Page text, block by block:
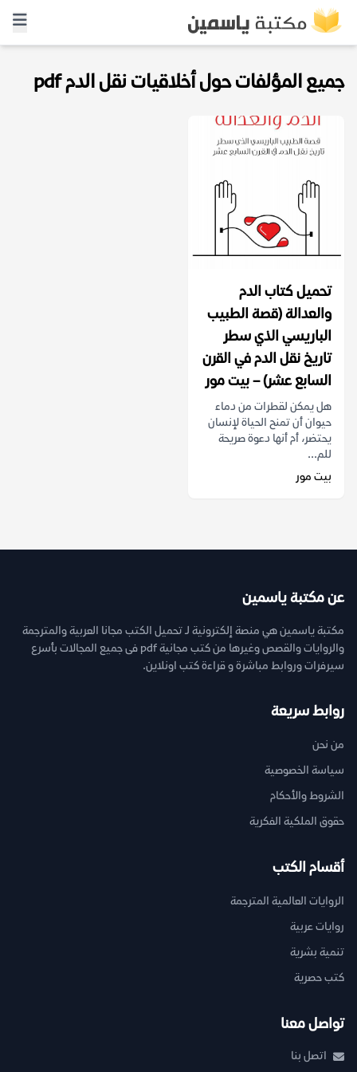
جميع المؤلفات حول أخلاقيات نقل الدم pdf
تحميل كتاب الدم
والعدالة (قصة الطبيب
الباريسي الذي سطر
تاريخ نقل الدم في القرن
السابع عشر) – بيت مور
هل يمكن لقطرات من دماء
حيوان أن تمنح الحياة لإنسان
يحتضر، أم أنها دعوة صريحة
للم...
بيت مور
عن مكتبة ياسمين
مكتبة ياسمين هي منصة إلكترونية لـ تحميل الكتب مجانا العربية والمترجمة
والروايات والقصص وغيرها من كتب مجانية pdf فى جميع المجالات بأسرع
سيرفرات وروابط مباشرة و قراءة كتب اونلاين.
روابط سريعة
من نحن
سياسة الخصوصية
الشروط والأحكام
حقوق الملكية الفكرية
أقسام الكتب
الروايات العالمية المترجمة
روايات عربية
تنمية بشرية
كتب حصرية
تواصل معنا
اتصل بنا